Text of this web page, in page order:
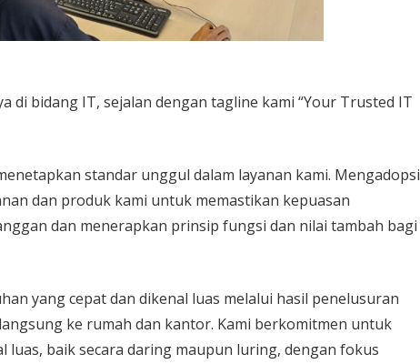
di bidang IT, sejalan dengan tagline kami “Your Trusted IT
standar unggul dalam layanan kami. Mengadopsi
dan produk kami untuk memastikan kepuasan
dan menerapkan prinsip fungsi dan nilai tambah bagi
yang cepat dan dikenal luas melalui hasil penelusuran
ke rumah dan kantor. Kami berkomitmen untuk
luas, baik secara daring maupun luring, dengan fokus